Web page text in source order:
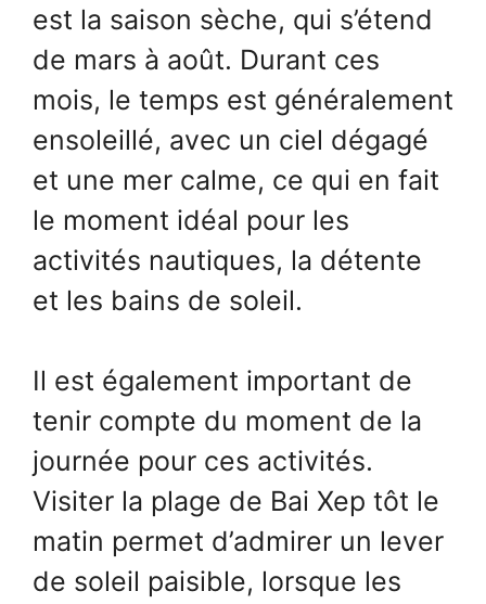
est la saison sèche, qui s’étend
de mars à août. Durant ces
mois, le temps est généralement
ensoleillé, avec un ciel dégagé
et une mer calme, ce qui en fait
le moment idéal pour les
activités nautiques, la détente
et les bains de soleil.
Il est également important de
tenir compte du moment de la
journée pour ces activités.
Visiter la plage de Bai Xep tôt le
matin permet d’admirer un lever
de soleil paisible, lorsque les